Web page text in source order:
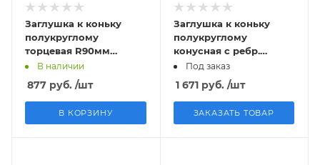
Заглушка к коньку
полукруглому
торцевая R90мм
Rooftop Бархат
RAL7024 PE 0,5мм
Zn180
В наличии
877 руб. /шт
В КОРЗИНУ
Заглушка к коньку
полукруглому
конусная с ребр.
R90мм Rooftop БАРХАТ
(Matt) RAL9005 PE
0,5мм Zn180
Под заказ
1 671руб. /шт
ЗАКАЗАТЬ ТОВАР